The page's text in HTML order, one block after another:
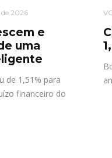
2026
e
uma
de 1,51% para
financeiro do